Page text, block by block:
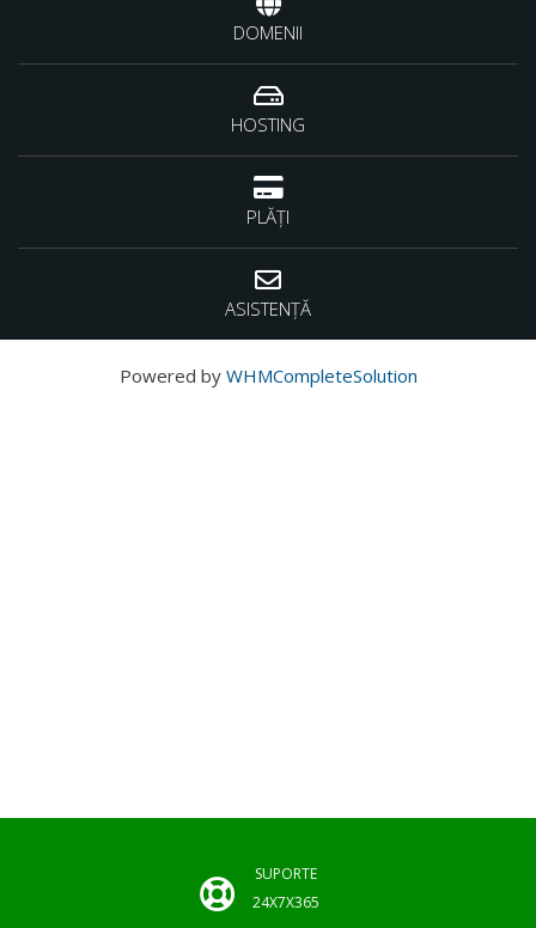
DOMENII
HOSTING
PLĂȚI
ASISTENȚĂ
Powered by WHMCompleteSolution
SUPORTE
24X7X365